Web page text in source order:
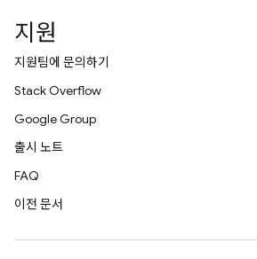
지원
지원팀에 문의하기
Stack Overflow
Google Group
출시 노트
FAQ
이전 문서